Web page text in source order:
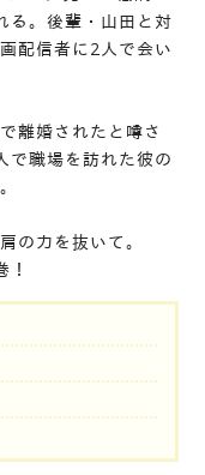
る。後輩・山田と対
配信者に2人で会い
離婚されたと噂さ
で職場を訪れた彼の
の力を抜いて。